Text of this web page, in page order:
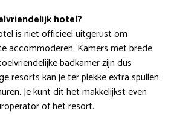
hotel?
is niet officieel uitgerust om
accommoderen. Kamers met brede
badkamer zijn dus
resorts kan je ter plekke extra spullen
Je kunt dit het makkelijkst even
of het resort.